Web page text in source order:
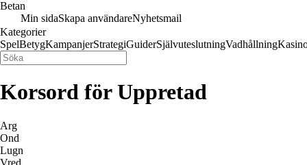
Betan
Min sidaSkapa användareNyhetsmail
Kategorier
SpelBetygKampanjerStrategiGuiderSjälvuteslutningVadhållning
Korsord för Uppretad
Arg
Ond
Lugn
Vred